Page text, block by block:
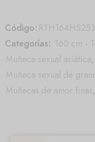
Código: RTH164HS253
Categorías: 160 cm -
Muñeca sexual asiática,
Muñeca sexual de
Muñecas de amor finas,